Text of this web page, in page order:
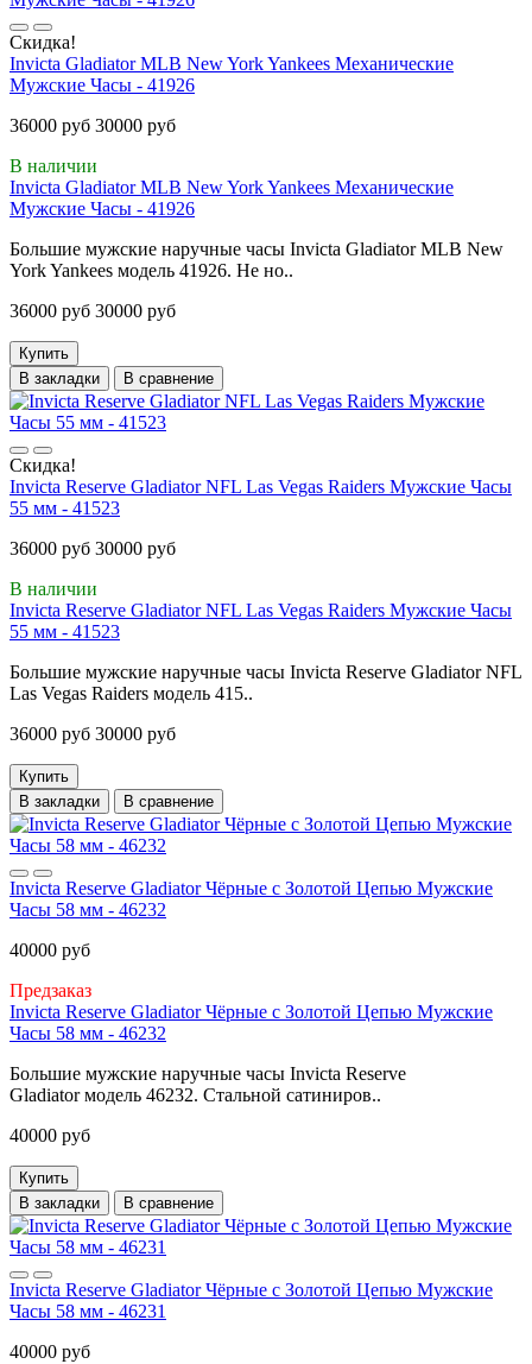
Скидка!
Invicta Gladiator MLB New York Yankees Механические
Мужские Часы - 41926
36000 руб 30000 руб
В наличии
Invicta Gladiator MLB New York Yankees Механические
Мужские Часы - 41926
Большие мужские наручные часы Invicta Gladiator MLB New
York Yankees модель 41926. Не но..
36000 руб 30000 руб
Купить
В закладки
В сравнение
Скидка!
Invicta Reserve Gladiator NFL Las Vegas Raiders Мужские Часы
55 мм - 41523
36000 руб 30000 руб
В наличии
Invicta Reserve Gladiator NFL Las Vegas Raiders Мужские Часы
55 мм - 41523
Большие мужские наручные часы Invicta Reserve Gladiator NFL
Las Vegas Raiders модель 415..
36000 руб 30000 руб
Купить
В закладки
В сравнение
Invicta Reserve Gladiator Чёрные с Золотой Цепью Мужские
Часы 58 мм - 46232
40000 руб
Предзаказ
Invicta Reserve Gladiator Чёрные с Золотой Цепью Мужские
Часы 58 мм - 46232
Большие мужские наручные часы Invicta Reserve
Gladiator модель 46232. Стальной сатиниров..
40000 руб
Купить
В закладки
В сравнение
Invicta Reserve Gladiator Чёрные с Золотой Цепью Мужские
Часы 58 мм - 46231
40000 руб